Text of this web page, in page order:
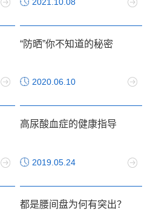
“防晒”你不知道的秘密
2020.06.10
高尿酸血症的健康指导
2019.05.24
都是腰间盘为何有突出？